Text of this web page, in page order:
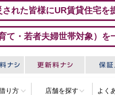
れた皆様にUR賃貸住宅を
・若者夫婦世帯対象）を
り方 店舗を探す よく